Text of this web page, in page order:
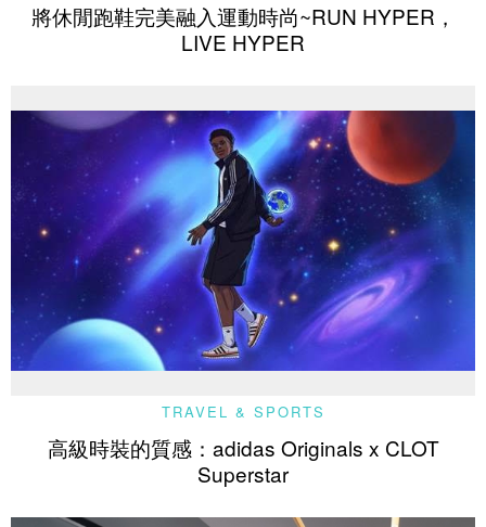
將休閒跑鞋完美融入運動時尚~RUN HYPER，
LIVE HYPER
TRAVEL & SPORTS
高級時裝的質感：adidas Originals x CLOT
Superstar